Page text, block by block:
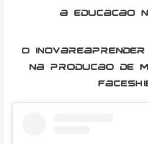
a educacao
O
na producao de